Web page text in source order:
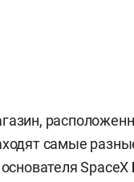
самые
SpaceХ